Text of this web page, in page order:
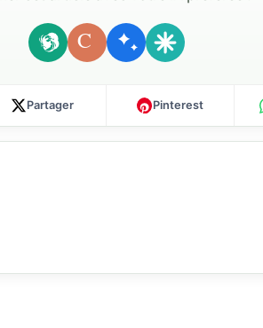
C
Partager Pinterest